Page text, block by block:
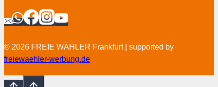
© 2026 FREIE WÄHLER Frankfurt | supported by
freiewaehler-werbung.de